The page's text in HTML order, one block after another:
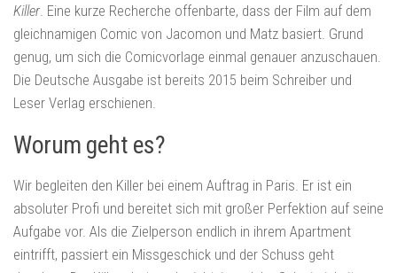
Killer . Eine kurze Recherche offenbarte, dass der Film auf dem
gleichnamigen Comic von Jacomon und Matz basiert. Grund
genug, um sich die Comicvorlage einmal genauer anzuschauen.
Die Deutsche Ausgabe ist bereits 2015 beim Schreiber und
Leser Verlag erschienen.
Worum geht es?
Wir begleiten den Killer bei einem Auftrag in Paris. Er ist ein
absoluter Profi und bereitet sich mit großer Perfektion auf seine
Aufgabe vor. Als die Zielperson endlich in ihrem Apartment
eintrifft, passiert ein Missgeschick und der Schuss geht